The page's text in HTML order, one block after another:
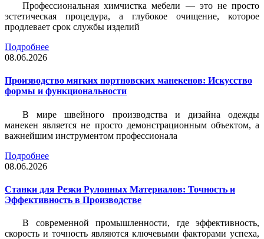
Профессиональная химчистка мебели — это не просто
эстетическая процедура, а глубокое очищение, которое
продлевает срок службы изделий
Подробнее
08.06.2026
Производство мягких портновских манекенов: Искусство
формы и функциональности
В мире швейного производства и дизайна одежды
манекен является не просто демонстрационным объектом, а
важнейшим инструментом профессионала
Подробнее
08.06.2026
Станки для Резки Рулонных Материалов: Точность и
Эффективность в Производстве
В современной промышленности, где эффективность,
скорость и точность являются ключевыми факторами успеха,